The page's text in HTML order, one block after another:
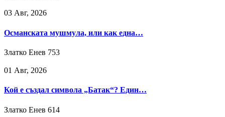
03 Авг, 2026
Османската мушмула, или как една…
Златко Енев 753
01 Авг, 2026
Кой е създал символа „Батак“? Един…
Златко Енев 614